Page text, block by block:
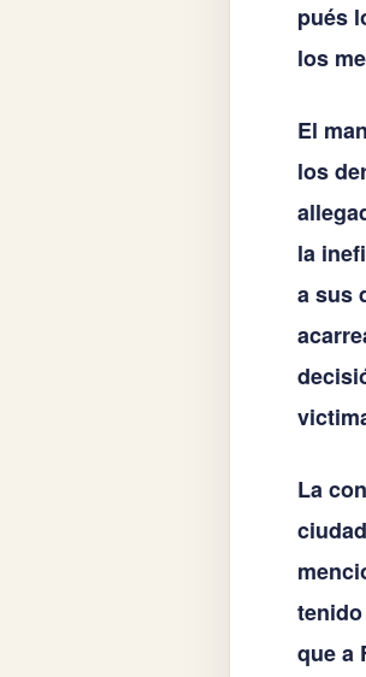
pués
los
El
los
la
a sus
La
que a